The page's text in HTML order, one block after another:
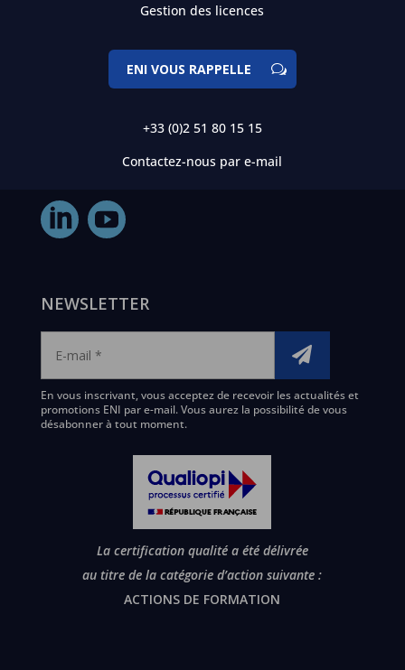
Gestion des licences
ENI VOUS RAPPELLE
+33 (0)2 51 80 15 15
Contactez-nous par e-mail
NEWSLETTER
En vous inscrivant, vous acceptez de recevoir les actualités et
promotions ENI par e-mail. Vous aurez la possibilité de vous
désabonner à tout moment.
La certification qualité a été délivrée
au titre de la catégorie d’action suivante :
ACTIONS DE FORMATION